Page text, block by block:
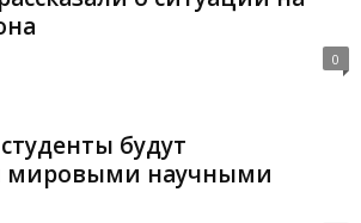
0
будут
мировыми научными